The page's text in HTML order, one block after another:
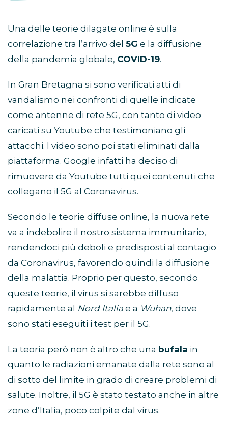
Una delle teorie dilagate online è sulla
correlazione tra l’arrivo del 5G e la diffusione
della pandemia globale, COVID-19.
In Gran Bretagna si sono verificati atti di
vandalismo nei confronti di quelle indicate
come antenne di rete 5G, con tanto di video
caricati su Youtube che testimoniano gli
attacchi. I video sono poi stati eliminati dalla
piattaforma. Google infatti ha deciso di
rimuovere da Youtube tutti quei contenuti che
collegano il 5G al Coronavirus.
Secondo le teorie diffuse online, la nuova rete
va a indebolire il nostro sistema immunitario,
rendendoci più deboli e predisposti al contagio
da Coronavirus, favorendo quindi la diffusione
della malattia. Proprio per questo, secondo
queste teorie, il virus si sarebbe diffuso
rapidamente al Nord Italia e a Wuhan, dove
sono stati eseguiti i test per il 5G.
La teoria però non è altro che una bufala in
quanto le radiazioni emanate dalla rete sono al
di sotto del limite in grado di creare problemi di
salute. Inoltre, il 5G è stato testato anche in altre
zone d’Italia, poco colpite dal virus.